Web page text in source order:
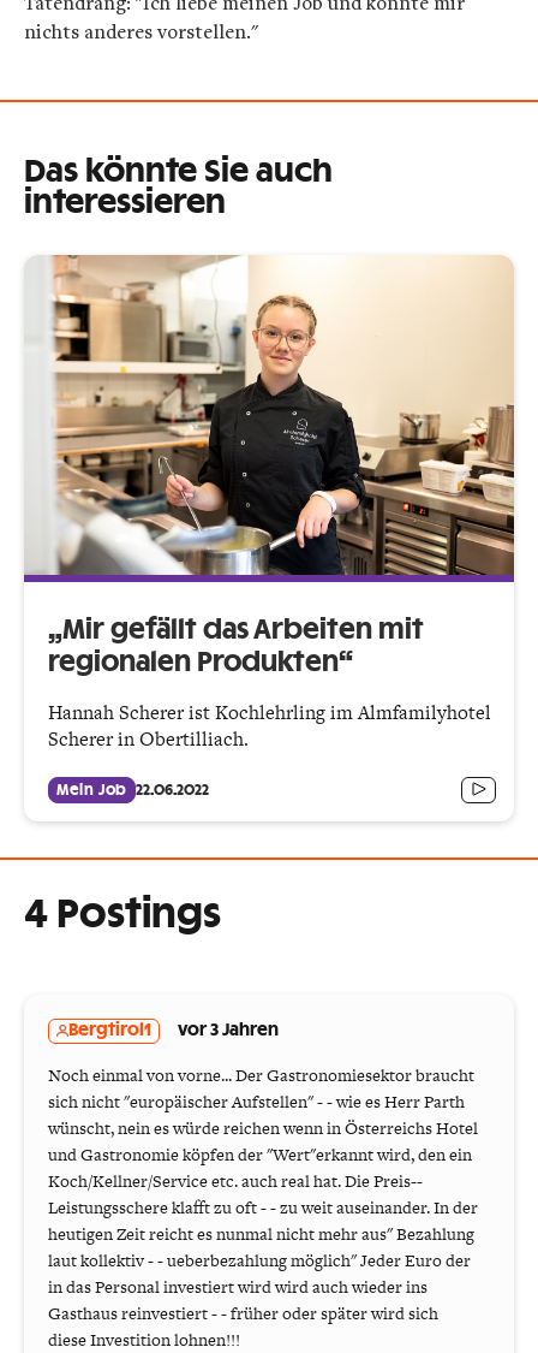
nichts anderes vorstellen."
Das könnte Sie auch
interessieren
„Mir gefällt das Arbeiten mit
regionalen Produkten“
Hannah Scherer ist Kochlehrling im Almfamilyhotel
Scherer in Obertilliach.
Mein Job 22.06.2022
4 Postings
Bergtirol1 vor 3 Jahren
Noch einmal von vorne... Der Gastronomiesektor braucht
sich nicht "europäischer Aufstellen" - - wie es Herr Parth
wünscht, nein es würde reichen wenn in Österreichs Hotel
und Gastronomie köpfen der "Wert"erkannt wird, den ein
Koch/Kellner/Service etc. auch real hat. Die Preis--
Leistungsschere klafft zu oft - - zu weit auseinander. In der
heutigen Zeit reicht es nunmal nicht mehr aus" Bezahlung
laut kollektiv - - ueberbezahlung möglich" Jeder Euro der
in das Personal investiert wird wird auch wieder ins
Gasthaus reinvestiert - - früher oder später wird sich
diese Investition lohnen!!!